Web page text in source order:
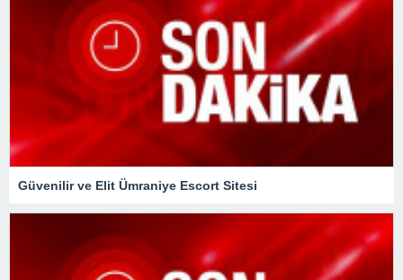
Güvenilir ve Elit Ümraniye Escort Sitesi